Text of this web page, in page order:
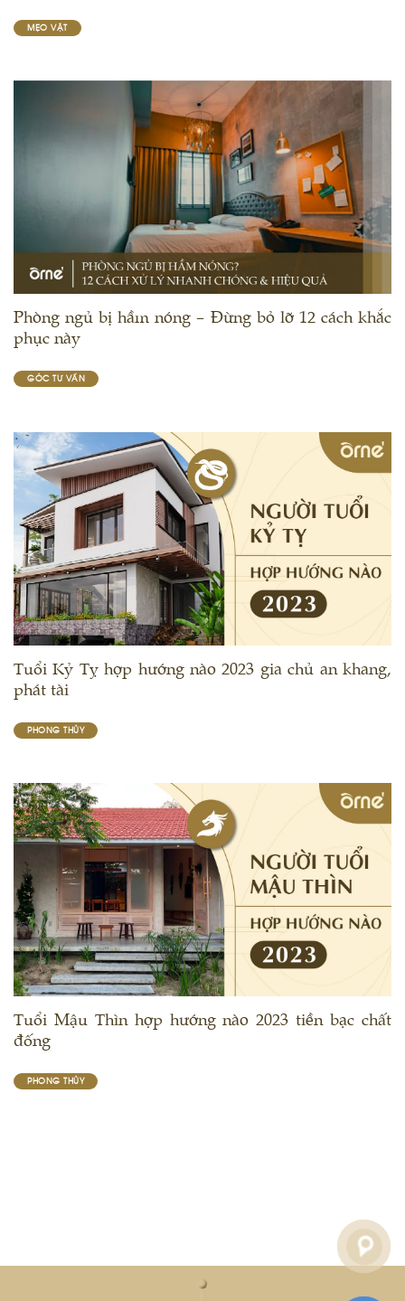
MẸO VẶT
GÓC TƯ VẤN
Phòng ngủ bị hầm nóng – Đừng bỏ lỡ 12 cách khắc
phục này
PHONG THỦY
Tuổi Kỷ Tỵ hợp hướng nào 2023 gia chủ an khang,
phát tài
PHONG THỦY
Tuổi Mậu Thìn hợp hướng nào 2023 tiền bạc chất
đống